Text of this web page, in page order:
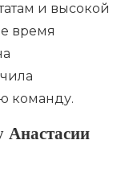
и высокой
время
команду.